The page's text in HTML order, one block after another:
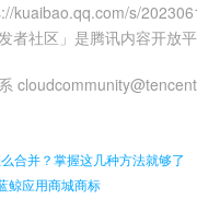
kuaibao.qq.com/s/
者社区」是腾讯内容开放
合并？掌握这几种方法就够了
鲸应用商城商标